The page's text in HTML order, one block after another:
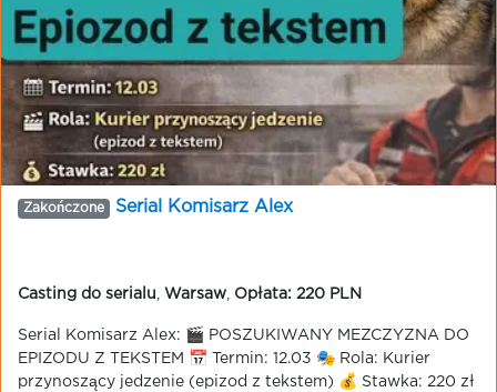
Zakończone Serial Komisarz Alex
Casting do serialu Warsaw Opłata: 220 PLN
Serial Komisarz Alex: 🎬 POSZUKIWANY MEZCZYZNA DO
EPIZODU Z TEKSTEM 📅 Termin: 12.03 🎭 Rola: Kurier
przynoszący jedzenie (epizod z tekstem) 💰 Stawka: 220 zł